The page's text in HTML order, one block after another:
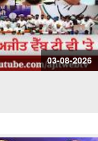
03-08-2026